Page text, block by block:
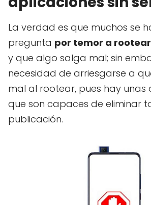
La verdad es que muchos se
pregunta por temor a
y que algo salga mal; sin
necesidad de arriesgarse a
mal al rootear, pues hay unas
que son capaces de eliminar
publicación.